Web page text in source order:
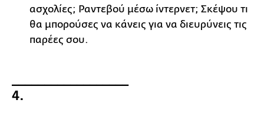
ασχολίες; Ραντεβού μέσω ίντερνετ; Σκέψου τι
θα μπορούσες να κάνεις για να διευρύνεις τις
παρέες σου.
4.